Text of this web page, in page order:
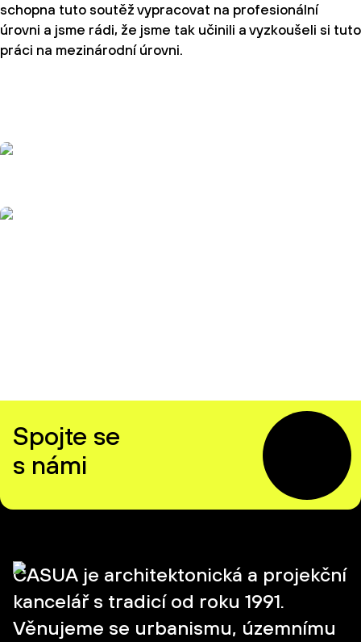
schopna tuto soutěž vypracovat na profesionální
úrovni a jsme rádi, že jsme tak učinili a vyzkoušeli si tuto
práci na mezinárodní úrovni.
Spojte se
s námi
CASUA je architektonická a projekční
kancelář s tradicí od roku 1991.
Věnujeme se urbanismu, územnímu